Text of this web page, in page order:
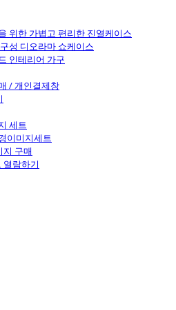
위한 가볍고 편리한 진열케이스
성 디오라마 쇼케이스
인테리어 가구
/ 개인결제창
세트
이미지세트
지 구매
열람하기